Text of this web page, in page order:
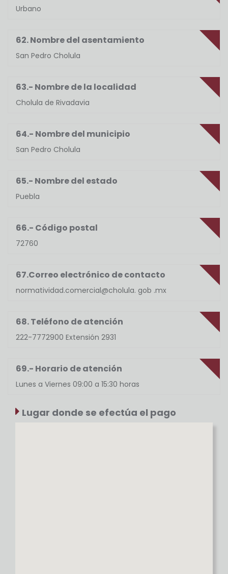
Urbano
62. Nombre del asentamiento
San Pedro Cholula
63.- Nombre de la localidad
Cholula de Rivadavia
64.- Nombre del municipio
San Pedro Cholula
65.- Nombre del estado
Puebla
66.- Código postal
72760
67.Correo electrónico de contacto
normatividad.comercial@cholula. gob .mx
68. Teléfono de atención
222-7772900 Extensión 2931
69.- Horario de atención
Lunes a Viernes 09:00 a 15:30 horas
Lugar donde se efectúa el pago